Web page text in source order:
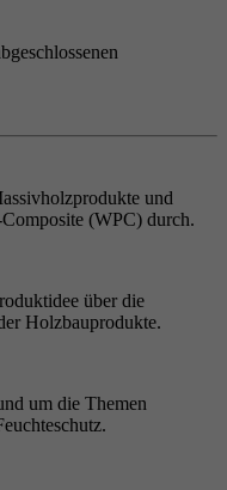
und
(WPC) durch.
über die
Holzbauprodukte.
um die Themen